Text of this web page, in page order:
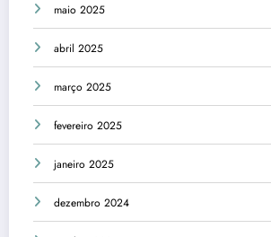
maio 2025
abril 2025
março 2025
fevereiro 2025
janeiro 2025
dezembro 2024